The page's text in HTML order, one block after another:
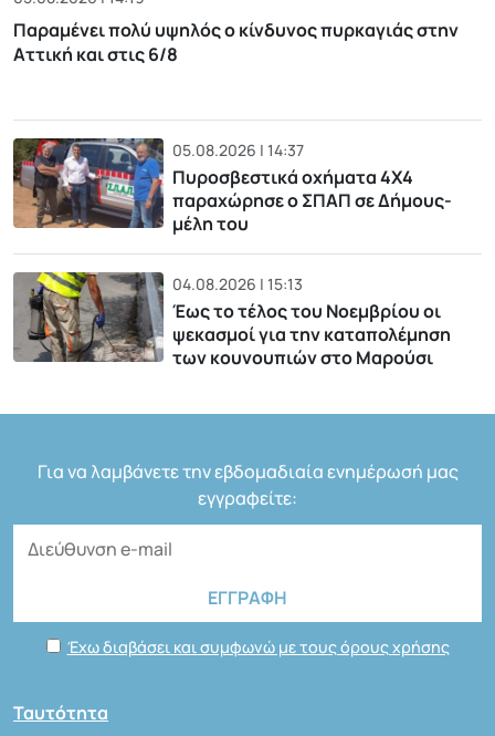
Παραμένει πολύ υψηλός ο κίνδυνος πυρκαγιάς στην
Αττική και στις 6/8
05.08.2026 | 14:37
Πυροσβεστικά οχήματα 4Χ4
παραχώρησε ο ΣΠΑΠ σε Δήμους-
μέλη του
04.08.2026 | 15:13
Έως το τέλος του Νοεμβρίου οι
ψεκασμοί για την καταπολέμηση
των κουνουπιών στο Μαρούσι
Για να λαμβάνετε την εβδομαδιαία ενημέρωσή μας
εγγραφείτε:
Έχω διαβάσει και συμφωνώ με τους όρους χρήσης
Ταυτότητα